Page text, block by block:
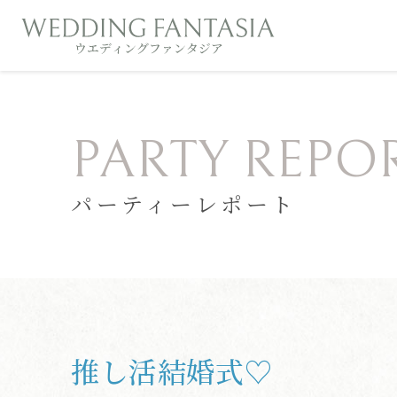
PARTY
パーティーレポート
推し活結婚式♡